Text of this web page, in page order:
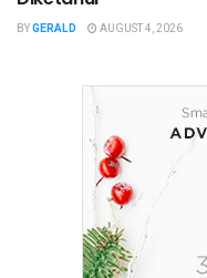
BYGERALD AUGUST 4, 2026